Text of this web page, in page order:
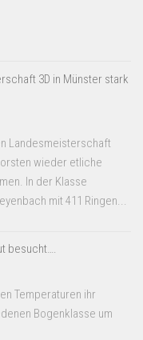
3D in Münster stark
Landesmeisterschaft
wieder etliche
In der Klasse
mit 411 Ringen...
besucht….
Temperaturen ihr
Bogenklasse um